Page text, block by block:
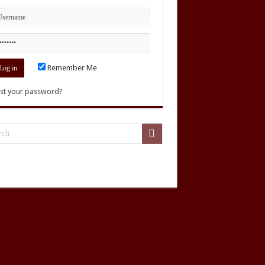
Remember Me
your password?